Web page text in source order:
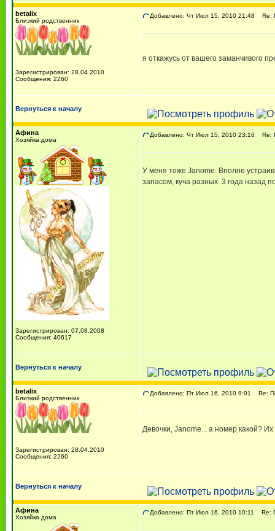
betalix
Близкий родственник
Зарегистрирован: 28.04.2010
Сообщения: 2260
Добавлено: Чт Июл 15, 2010 21:48 Re:
я откажусь от вашего заманчивого
Вернуться к началу
Афина
Хозяйка дома
Зарегистрирован: 07.08.2008
Сообщения: 40617
Добавлено: Чт Июл 15, 2010 23:16 Re:
У меня тоже Janome. Вполне
запасом, куча разных. 3 года назад
Вернуться к началу
betalix
Близкий родственник
Зарегистрирован: 28.04.2010
Сообщения: 2260
Добавлено: Пт Июл 16, 2010 9:01 Re:
Девочки, Janome... а номер какой?
Вернуться к началу
Афина
Хозяйка дома
Добавлено: Пт Июл 16, 2010 10:11 Re: